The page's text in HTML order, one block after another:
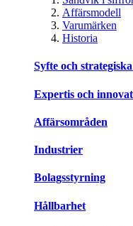
Affärsmodell
Varumärken
Historia
Syfte och
Expertis och
Affärsområden
Industrier
Bolagsstyrning
Hållbarhet